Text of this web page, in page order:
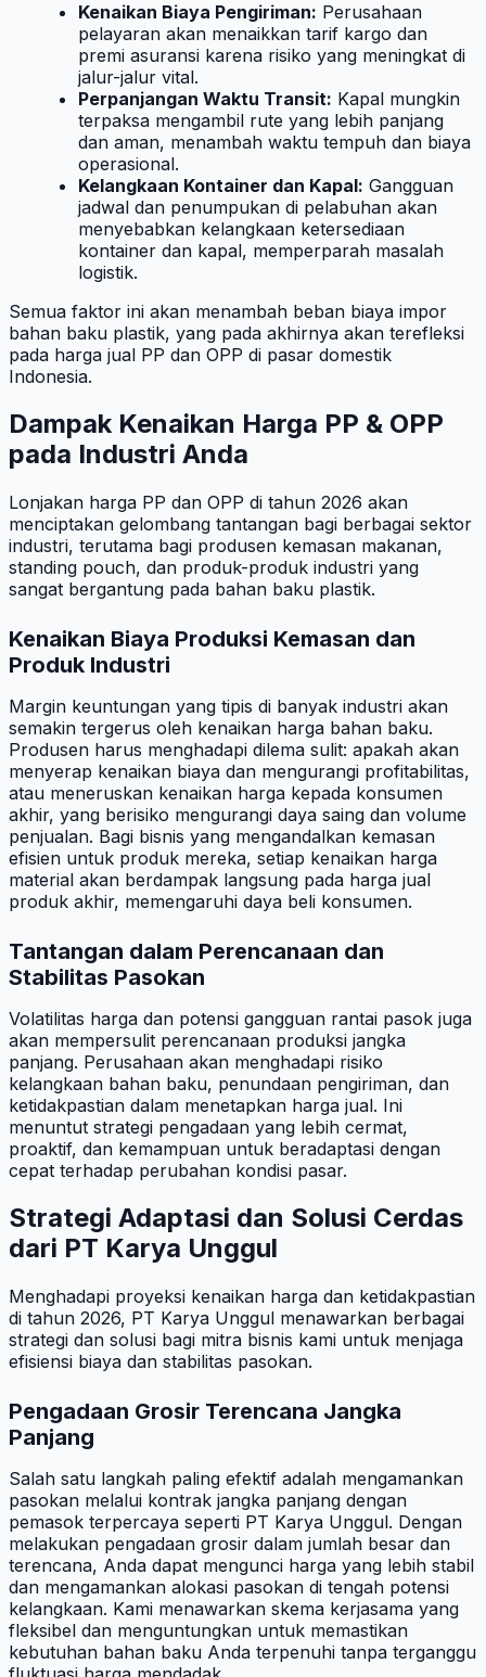
Kenaikan Biaya Pengiriman: Perusahaan
pelayaran akan menaikkan tarif kargo dan
premi asuransi karena risiko yang meningkat di
jalur-jalur vital.
Perpanjangan Waktu Transit: Kapal mungkin
terpaksa mengambil rute yang lebih panjang
dan aman, menambah waktu tempuh dan biaya
operasional.
Kelangkaan Kontainer dan Kapal: Gangguan
jadwal dan penumpukan di pelabuhan akan
menyebabkan kelangkaan ketersediaan
kontainer dan kapal, memperparah masalah
logistik.
Semua faktor ini akan menambah beban biaya impor
bahan baku plastik, yang pada akhirnya akan terefleksi
pada harga jual PP dan OPP di pasar domestik
Indonesia.
Dampak Kenaikan Harga PP & OPP
pada Industri Anda
Lonjakan harga PP dan OPP di tahun 2026 akan
menciptakan gelombang tantangan bagi berbagai sektor
industri, terutama bagi produsen kemasan makanan,
standing pouch, dan produk-produk industri yang
sangat bergantung pada bahan baku plastik.
Kenaikan Biaya Produksi Kemasan dan
Produk Industri
Margin keuntungan yang tipis di banyak industri akan
semakin tergerus oleh kenaikan harga bahan baku.
Produsen harus menghadapi dilema sulit: apakah akan
menyerap kenaikan biaya dan mengurangi profitabilitas,
atau meneruskan kenaikan harga kepada konsumen
akhir, yang berisiko mengurangi daya saing dan volume
penjualan. Bagi bisnis yang mengandalkan kemasan
efisien untuk produk mereka, setiap kenaikan harga
material akan berdampak langsung pada harga jual
produk akhir, memengaruhi daya beli konsumen.
Tantangan dalam Perencanaan dan
Stabilitas Pasokan
Volatilitas harga dan potensi gangguan rantai pasok juga
akan mempersulit perencanaan produksi jangka
panjang. Perusahaan akan menghadapi risiko
kelangkaan bahan baku, penundaan pengiriman, dan
ketidakpastian dalam menetapkan harga jual. Ini
menuntut strategi pengadaan yang lebih cermat,
proaktif, dan kemampuan untuk beradaptasi dengan
cepat terhadap perubahan kondisi pasar.
Strategi Adaptasi dan Solusi Cerdas
dari PT Karya Unggul
Menghadapi proyeksi kenaikan harga dan ketidakpastian
di tahun 2026, PT Karya Unggul menawarkan berbagai
strategi dan solusi bagi mitra bisnis kami untuk menjaga
efisiensi biaya dan stabilitas pasokan.
Pengadaan Grosir Terencana Jangka
Panjang
Salah satu langkah paling efektif adalah mengamankan
pasokan melalui kontrak jangka panjang dengan
pemasok terpercaya seperti PT Karya Unggul. Dengan
melakukan pengadaan grosir dalam jumlah besar dan
terencana, Anda dapat mengunci harga yang lebih stabil
dan mengamankan alokasi pasokan di tengah potensi
kelangkaan. Kami menawarkan skema kerjasama yang
fleksibel dan menguntungkan untuk memastikan
kebutuhan bahan baku Anda terpenuhi tanpa terganggu